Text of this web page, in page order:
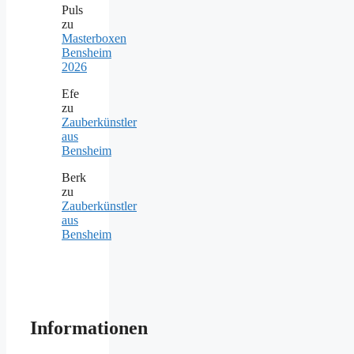
Puls
zu
Masterboxen
Bensheim
2026
Efe
zu
Zauberkünstler
aus
Bensheim
Berk
zu
Zauberkünstler
aus
Bensheim
Informationen